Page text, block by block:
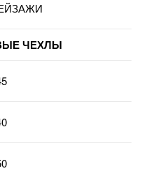
ЧЕХЛЫ